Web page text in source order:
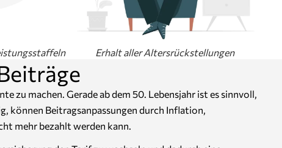
Erhalt aller Altersrückstellungen
zu machen. Gerade ab dem 50. Lebensjahr ist es sinnvoll,
können Beitragsanpassungen durch Inflation,
mehr bezahlt werden kann.